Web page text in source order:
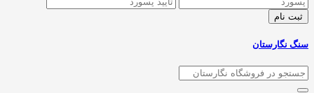
سنگ نگارستان